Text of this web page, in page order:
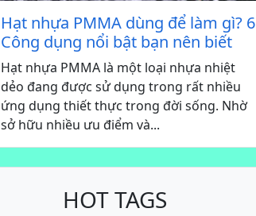
Hạt nhựa PMMA dùng để làm gì? 6
Công dụng nổi bật bạn nên biết
Hạt nhựa PMMA là một loại nhựa nhiệt
dẻo đang được sử dụng trong rất nhiều
ứng dụng thiết thực trong đời sống. Nhờ
sở hữu nhiều ưu điểm và...
HOT TAGS